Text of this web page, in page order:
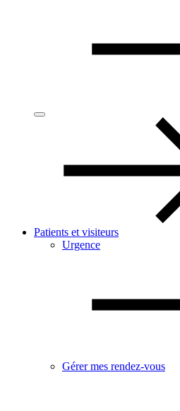
Patients et visiteurs
Urgence
Gérer mes rendez-vous